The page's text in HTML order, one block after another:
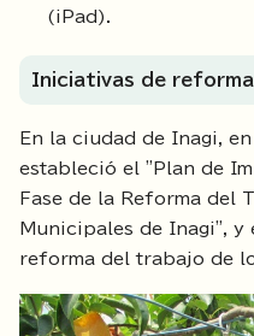
(iPad).
Iniciativas de
En la ciudad de Inagi,
estableció el "Plan de
Fase de la Reforma del
Municipales de Inagi", y
reforma del trabajo de